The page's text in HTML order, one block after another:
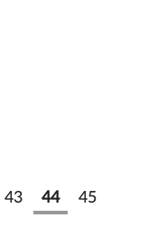
43 44
45